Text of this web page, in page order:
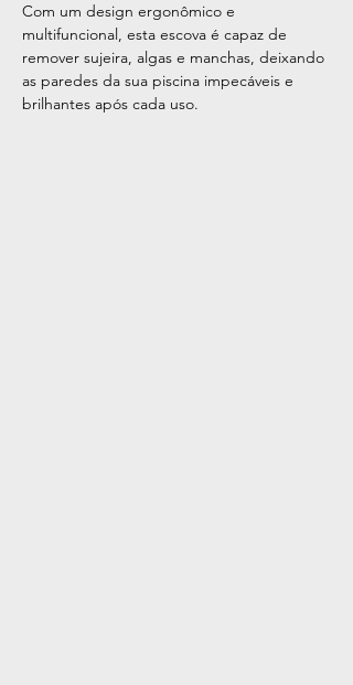
Com um design ergonômico e
multifuncional, esta escova é capaz de
remover sujeira, algas e manchas, deixando
as paredes da sua piscina impecáveis e
brilhantes após cada uso.